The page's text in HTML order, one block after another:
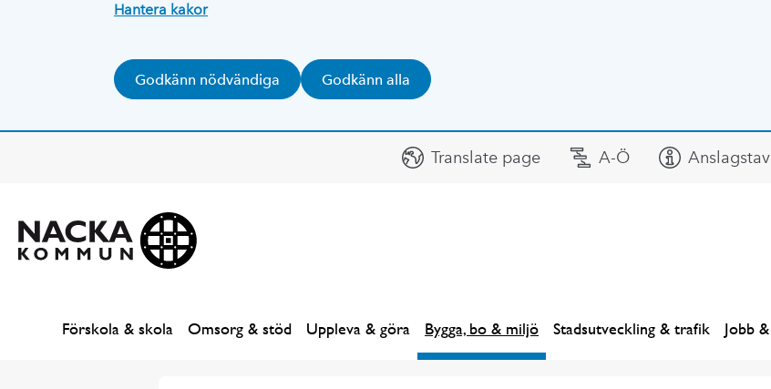
Hantera kakor
Godkänn nödvändiga Godkänn alla
Translate page A-Ö
Förskola & skola Omsorg & stöd Uppleva & göra Bygga, bo & miljö Stadsutveckling & trafik Jobb